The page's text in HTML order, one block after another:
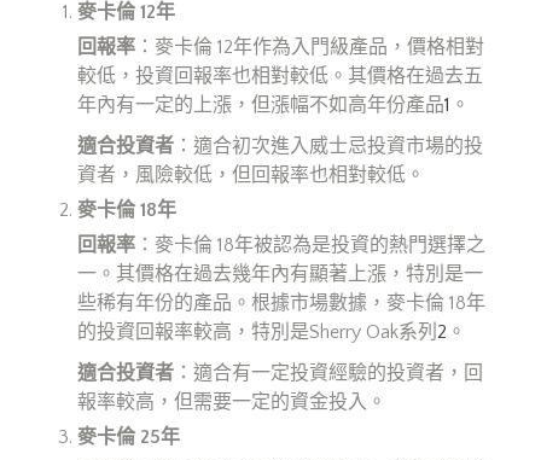
麥卡倫 12年
回報率 ：麥卡倫 12年作為入門級產品，價格相對
較低，投資回報率也相對較低。其價格在過去五
年內有一定的上漲，但漲幅不如高年份產品1 。
適合投資者 ：適合初次進入威士忌投資市場的投
資者，風險較低，但回報率也相對較低。
麥卡倫 18年
回報率 ：麥卡倫 18年被認為是投資的熱門選擇之
一。其價格在過去幾年內有顯著上漲，特別是一
些稀有年份的產品。根據市場數據，麥卡倫 18年
的投資回報率較高，特別是Sherry Oak系列 2 。
適合投資者 ：適合有一定投資經驗的投資者，回
報率較高，但需要一定的資金投入。
麥卡倫 25年